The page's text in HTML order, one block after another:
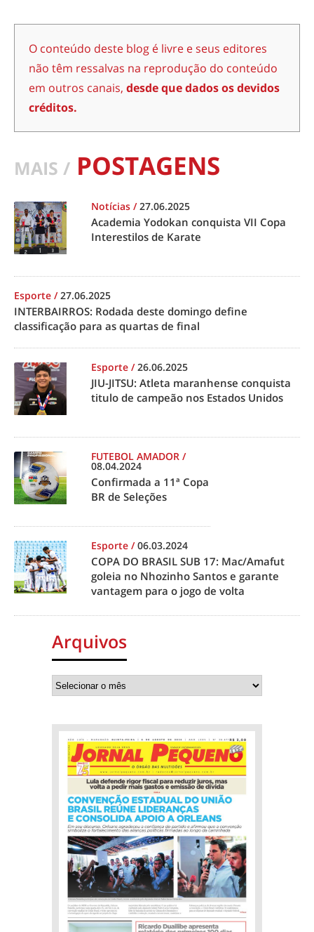
O conteúdo deste blog é livre e seus editores
não têm ressalvas na reprodução do conteúdo
em outros canais, desde que dados os devidos
créditos.
MAIS / POSTAGENS
Notícias /27.06.2025
Academia Yodokan conquista VII Copa
Interestilos de Karate
Esporte /27.06.2025
INTERBAIRROS: Rodada deste domingo define
classificação para as quartas de final
Esporte /26.06.2025
JIU-JITSU: Atleta maranhense conquista
titulo de campeão nos Estados Unidos
FUTEBOL AMADOR /
08.04.2024
Confirmada a 11ª Copa
BR de Seleções
Esporte /06.03.2024
COPA DO BRASIL SUB 17: Mac/Amafut
goleia no Nhozinho Santos e garante
vantagem para o jogo de volta
Arquivos